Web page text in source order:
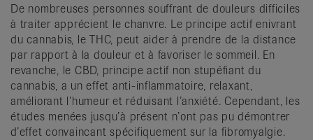
De nombreuses personnes souffrant de douleurs difficiles
à traiter apprécient le chanvre. Le principe actif enivrant
du cannabis, le THC, peut aider à prendre de la distance
par rapport à la douleur et à favoriser le sommeil. En
revanche, le CBD, principe actif non stupéfiant du
cannabis, a un effet anti-inflammatoire, relaxant,
améliorant l’humeur et réduisant l’anxiété. Cependant, les
études menées jusqu’à présent n’ont pas pu démontrer
d’effet convaincant spécifiquement sur la fibromyalgie.